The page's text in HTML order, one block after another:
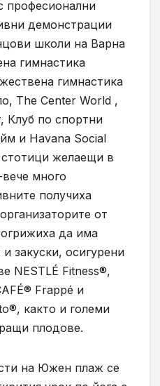
професионални
демонстрации
школи на Варна
гимнастика
гимнастика
The Center World ,
Клуб по спортни
и Havana Social
стотици желаещи в
много
получиха
от
да има
закуски, осигурени
NESTLÉ Fitness®,
Frappé и
както и големи
плодове.
на Южен плаж се